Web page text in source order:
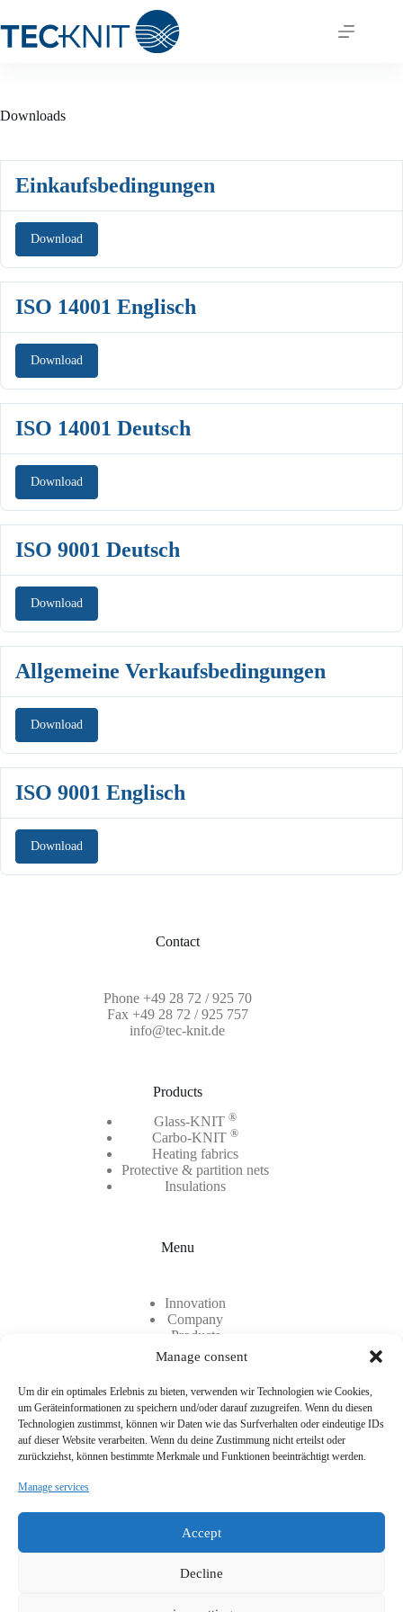
Manage consent
Um dir ein optimales Erlebnis zu bieten, verwenden wir Technologien wie Cookies,
um Geräteinformationen zu speichern und/oder darauf zuzugreifen. Wenn du diesen
Technologien zustimmst, können wir Daten wie das Surfverhalten oder eindeutige IDs
auf dieser Website verarbeiten. Wenn du deine Zustimmung nicht erteilst oder
zurückziehst, können bestimmte Merkmale und Funktionen beeinträchtigt werden.
Manage services
Accept
Decline
to
content
Downloads
Einkaufsbedingungen
Download
ISO 14001 Englisch
Download
ISO 14001 Deutsch
Download
ISO 9001 Deutsch
Download
Allgemeine Verkaufsbedingungen
Download
ISO 9001 Englisch
Download
Contact
Phone +49 28 72 / 925 70
Fax +49 28 72 / 925 757
info@tec-knit.de
Products
Glass-KNIT®
Carbo-KNIT®
Heating fabrics
Protective & partition nets
Insulations
Menu
Innovation
Company
Products
Contact
Career
two company branches. TEC-KNIT at its headquarters in
Rhede, Westphalia, and CreativCenter for technical textiles in
Munich.